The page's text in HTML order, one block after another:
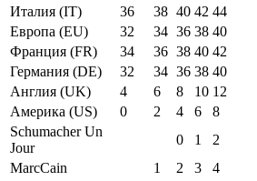
Италия (IT)
36 38 40 42 44
Европа (EU)
32 34 36 38 40
Франция (FR)
34 36 38 40 42
Германия (DE)
32 34 36 38 40
Англия (UK)
4 6 8 10 12
Америка (US)
0 2 4 6 8
Schumacher Un
Jour
0 1 2
MarcCain
1 2 3 4